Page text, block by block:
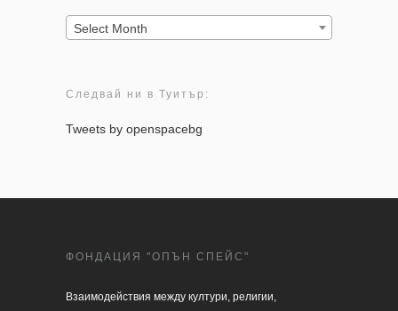
Архив:
Select Month
Следвай ни в Туитър:
Tweets by openspacebg
ФОНДАЦИЯ "ОПЪН СПЕЙС"
Взаимодействия между култури, религии,